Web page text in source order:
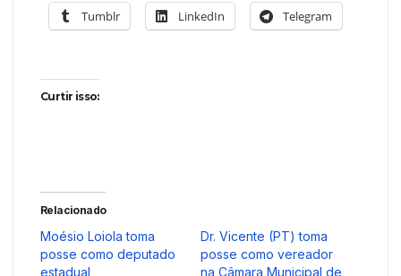
Tumblr LinkedIn Telegram
Curtir isso:
Relacionado
Moésio Loiola toma
posse como deputado
estadual
Dr. Vicente (PT) toma
posse como vereador
na Câmara Municipal de